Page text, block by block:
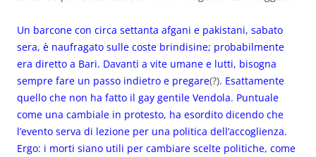
Un barcone con circa settanta afgani e pakistani, sabato
sera, è naufragato sulle coste brindisine; probabilmente
era diretto a Bari. Davanti a vite umane e lutti, bisogna
sempre fare un passo indietro e pregare(?). Esattamente
quello che non ha fatto il gay gentile Vendola. Puntuale
come una cambiale in protesto, ha esordito dicendo che
l’evento serva di lezione per una politica dell’accoglienza.
Ergo: i morti siano utili per cambiare scelte politiche, come